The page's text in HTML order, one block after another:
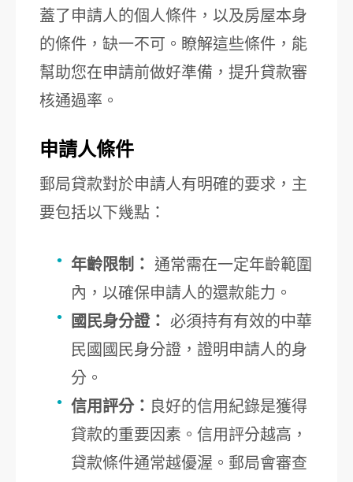
蓋了申請人的個人條件，以及房屋本身
的條件，缺一不可。瞭解這些條件，能
幫助您在申請前做好準備，提升貸款審
核通過率。
申請人條件
郵局貸款對於申請人有明確的要求，主
要包括以下幾點：
年齡限制：
通常需在一定年齡範圍
內，以確保申請人的還款能力。
國民身分證： 必須持有有效的中華
民國國民身分證，證明申請人的身
分。
信用評分： 良好的信用紀錄是獲得
貸款的重要因素。信用評分越高，
貸款條件通常越優渥。郵局會審查